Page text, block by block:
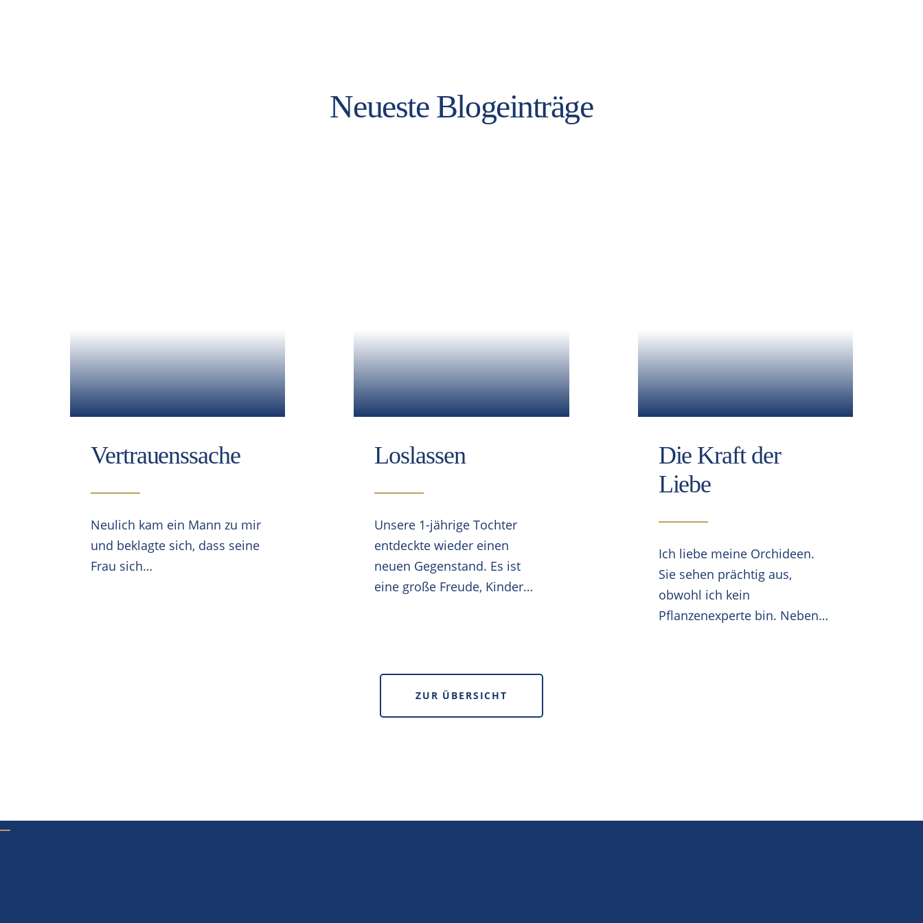
Neueste Blogeinträge
Vertrauenssache
Neulich kam ein Mann zu mir
und beklagte sich, dass seine
Frau sich…
Loslassen
Unsere 1-jährige Tochter
entdeckte wieder einen
neuen Gegenstand. Es ist
eine große Freude, Kinder…
Die Kraft der
Liebe
Ich liebe meine Orchideen.
Sie sehen prächtig aus,
obwohl ich kein
Pflanzenexperte bin. Neben…
ZUR ÜBERSICHT